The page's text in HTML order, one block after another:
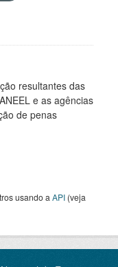
resultantes das
e as agências
de penas
usando a API (veja